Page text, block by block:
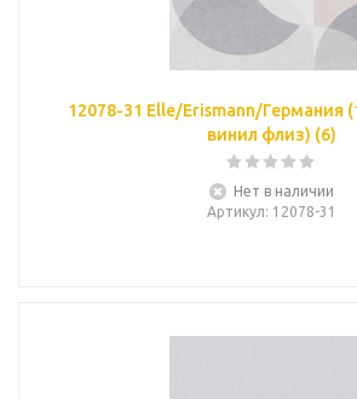
12078-31 Elle/Erismann/Германия
винил флиз) (6)
Нет в наличии
Артикул: 12078-31